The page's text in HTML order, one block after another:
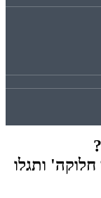
חלוקה' ותגלו